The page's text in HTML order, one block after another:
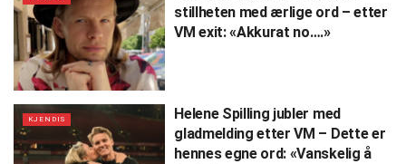
stillheten med ærlige ord – etter
VM exit: «Akkurat no….»
KJENDIS
Helene Spilling jubler med
gladmelding etter VM – Dette er
hennes egne ord: «Vanskelig å